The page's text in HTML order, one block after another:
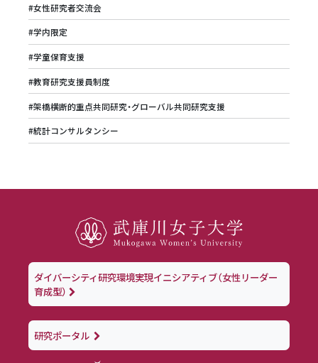
#女性研究者交流会
#学内限定
#学童保育支援
#教育研究支援員制度
#架橋横断的重点共同研究・グローバル共同研究支援
#統計コンサルタンシー
ダイバーシティ研究環境実現イニシアティブ（女性リーダー
育成型）
研究ポータル